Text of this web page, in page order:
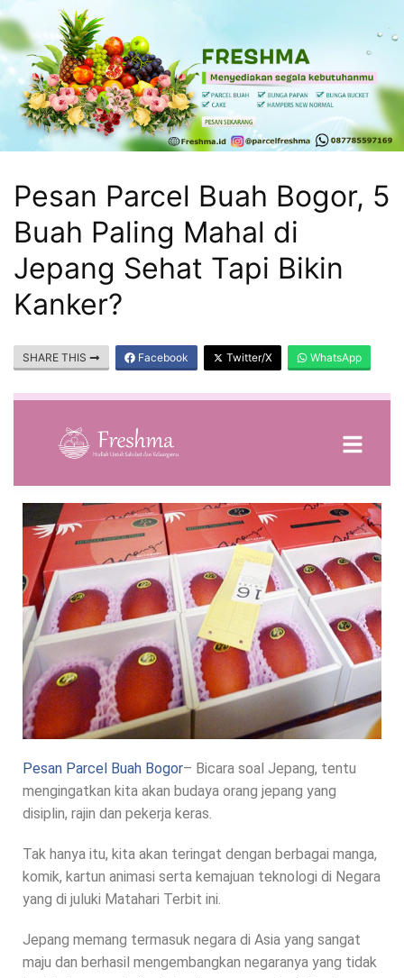
Pesan Parcel Buah Bogor, 5
Buah Paling Mahal di
Jepang Sehat Tapi Bikin
Kanker?
SHARE THIS Facebook Twitter/X WhatsApp
Pesan Parcel Buah Bogor– Bicara soal Jepang, tentu
mengingatkan kita akan budaya orang jepang yang
disiplin, rajin dan pekerja keras.
Tak hanya itu, kita akan teringat dengan berbagai manga,
komik, kartun animasi serta kemajuan teknologi di Negara
yang di juluki Matahari Terbit ini.
Jepang memang termasuk negara di Asia yang sangat
maju dan berhasil mengembangkan negaranya yang tidak